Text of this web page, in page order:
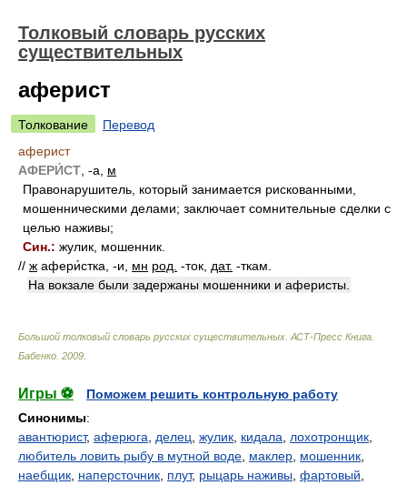
Толковый словарь русских
существительных
аферист
Толкование
Перевод
аферист
АФЕРИ́СТ , -а, м
Правонарушитель, который занимается рискованными,
мошенническими делами; заключает сомнительные сделки с
целью наживы;
Син.: жулик, мошенник.
// ж афери́стка, -и, мн род. -ток, дат. -ткам.
На вокзале были задержаны мошенники и аферисты.
Большой толковый словарь русских существительных. АСТ-Пресс Книга
Бабенко 2009
Игры ⚽
Поможем решить контрольную работу
Синонимы:
авантюрист, аферюга делец жулик кидала лохотронщик
любитель ловить рыбу в мутной воде маклер мошенник
наебщик наперсточник плут, рыцарь наживы фартовый